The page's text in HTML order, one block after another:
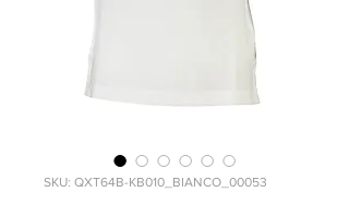
SKU: QXT64B-KB010_BIANCO_00053